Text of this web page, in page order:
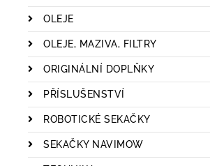
OLEJE
OLEJE, MAZIVA, FILTRY
ORIGINÁLNÍ DOPLŇKY
PŘÍSLUŠENSTVÍ
ROBOTICKÉ SEKAČKY
SEKAČKY NAVIMOW